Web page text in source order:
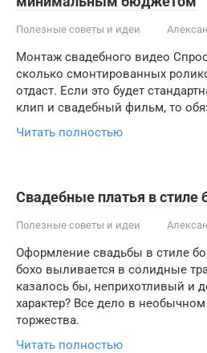
Полезные советы и идеи
Монтаж свадебного видео
сколько смонтированных
отдаст. Если это будет
клип и свадебный фильм, то
Читать полностью
Свадебные платья в стиле
Полезные советы и идеи
Оформление свадьбы в стиле
бохо выливается в солидные
казалось бы, неприхотливый и
характер? Все дело в
торжества.
Читать полностью